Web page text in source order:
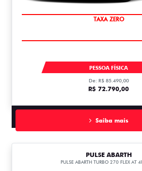
PREÇO IMPERDÍVEL
MOBI LIKE 1.0 MT FLEX 1.0
PESSOA FÍSICA
De: R$ 85.490,00
R$ 72.790,00
Saiba mais
PULSE ABARTH
PULSE ABARTH TURBO 270 FLEX AT